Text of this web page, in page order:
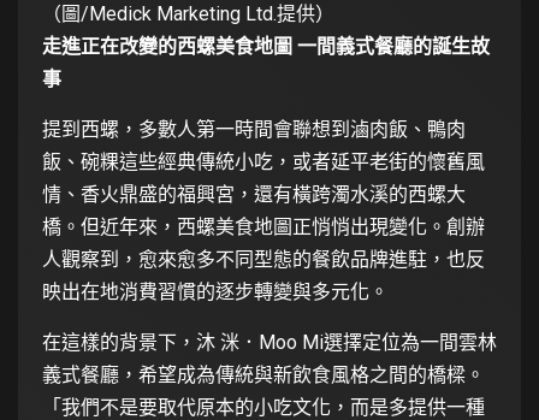
（圖/Medick Marketing Ltd.提供）
走進正在改變的西螺美食地圖 一間義式餐廳的誕生故
事
提到西螺，多數人第一時間會聯想到滷肉飯、鴨肉
飯、碗粿這些經典傳統小吃，或者延平老街的懷舊風
情、香火鼎盛的福興宮，還有橫跨濁水溪的西螺大
橋。但近年來，西螺美食地圖正悄悄出現變化。創辦
人觀察到，愈來愈多不同型態的餐飲品牌進駐，也反
映出在地消費習慣的逐步轉變與多元化。
在這樣的背景下，沐 洣．Moo Mi選擇定位為一間雲林
義式餐廳，希望成為傳統與新飲食風格之間的橋樑。
「我們不是要取代原本的小吃文化，而是多提供一種